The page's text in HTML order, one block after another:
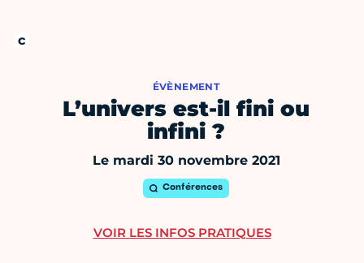
ÉVÈNEMENT
L’univers est-il fini ou
infini ?
Le mardi 30 novembre 2021
Conférences
VOIR LES INFOS PRATIQUES